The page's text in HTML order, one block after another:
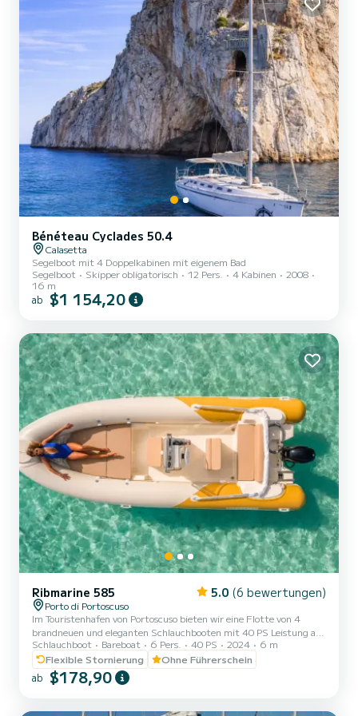
Bénéteau Cyclades 50.4
Calasetta
Segelboot mit 4 Doppelkabinen mit eigenem Bad
Segelboot
Skipper obligatorisch 12 Pers. 4 Kabinen
2008
16 m
ab $1 154,20
Ribmarine 585 5.0 (6 bewertungen)
Porto di Portoscuso
Im Touristenhafen von Portoscuso bieten wir eine Flotte von 4
brandneuen und eleganten Schlauchbooten mit 40 PS Leistung an,
die daher ohne Bootsführerschein gefahren werden können.
Maximal 6 Personen an Bord, um den Komfort und das Vergnügen
beim Segeln mit dem Beiboot aufrechtzuerhalten. Das Beiboot ist
in jeder Hinsicht perfekt: große Sonnendecks, Frischwasserdusche,
ist es, von der Buchung bis zur Rückkehr in den Hafen einen Top-
Schlauchboot Bareboat 6 Pers. 40 PS 2024
6 m
Flexible Stornierung
Ohne Führerschein
ab $178,90